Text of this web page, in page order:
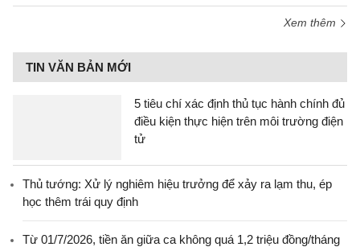
Xem thêm
TIN VĂN BẢN MỚI
5 tiêu chí xác định thủ tục hành chính đủ
điều kiện thực hiện trên môi trường điện
tử
Thủ tướng: Xử lý nghiêm hiệu trưởng để xảy ra lạm thu, ép
học thêm trái quy định
Từ 01/7/2026, tiền ăn giữa ca không quá 1,2 triệu đồng/tháng